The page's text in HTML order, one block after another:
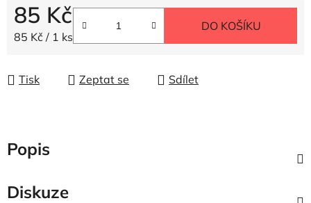
85 Kč
Měrná cena:
85 Kč / 1 ks
DO KOŠÍKU
Tisk Zeptat se Sdílet
Popis
Diskuze